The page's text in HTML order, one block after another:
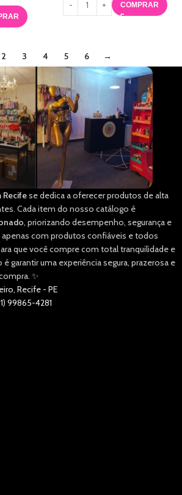
COMPRAR
2 3 4 5 6 →
Recifese dedica a oferecer produtos de alta
Cada item do nosso catálogo é
, priorizando desempenho, segurança e
apenas com produtos confiáveis e todos
que você compre com total tranquilidade e
garantir uma experiência segura, prazerosa e
✨
Recife - PE
99865-4281